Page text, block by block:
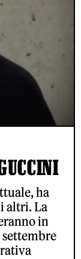
ha
altri. La
in